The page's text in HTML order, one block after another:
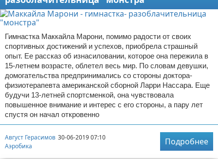
Гимнастка Маккайла Марони, помимо радости от своих
спортивных достижений и успехов, приобрела страшный
опыт. Ее рассказ об изнасиловании, которое она пережила в
15-летнем возрасте, облетел весь мир. По словам девушки,
домогательства предпринимались со стороны доктора-
физиотерапевта американской сборной Ларри Нассара. Еще
будучи 13-летней спортсменкой, она чувствовала
повышенное внимание и интерес с его стороны, а пару лет
спустя он начал откровенно
Август Герасимов 30-06-2019 07:10
Аэробика
Подробнее